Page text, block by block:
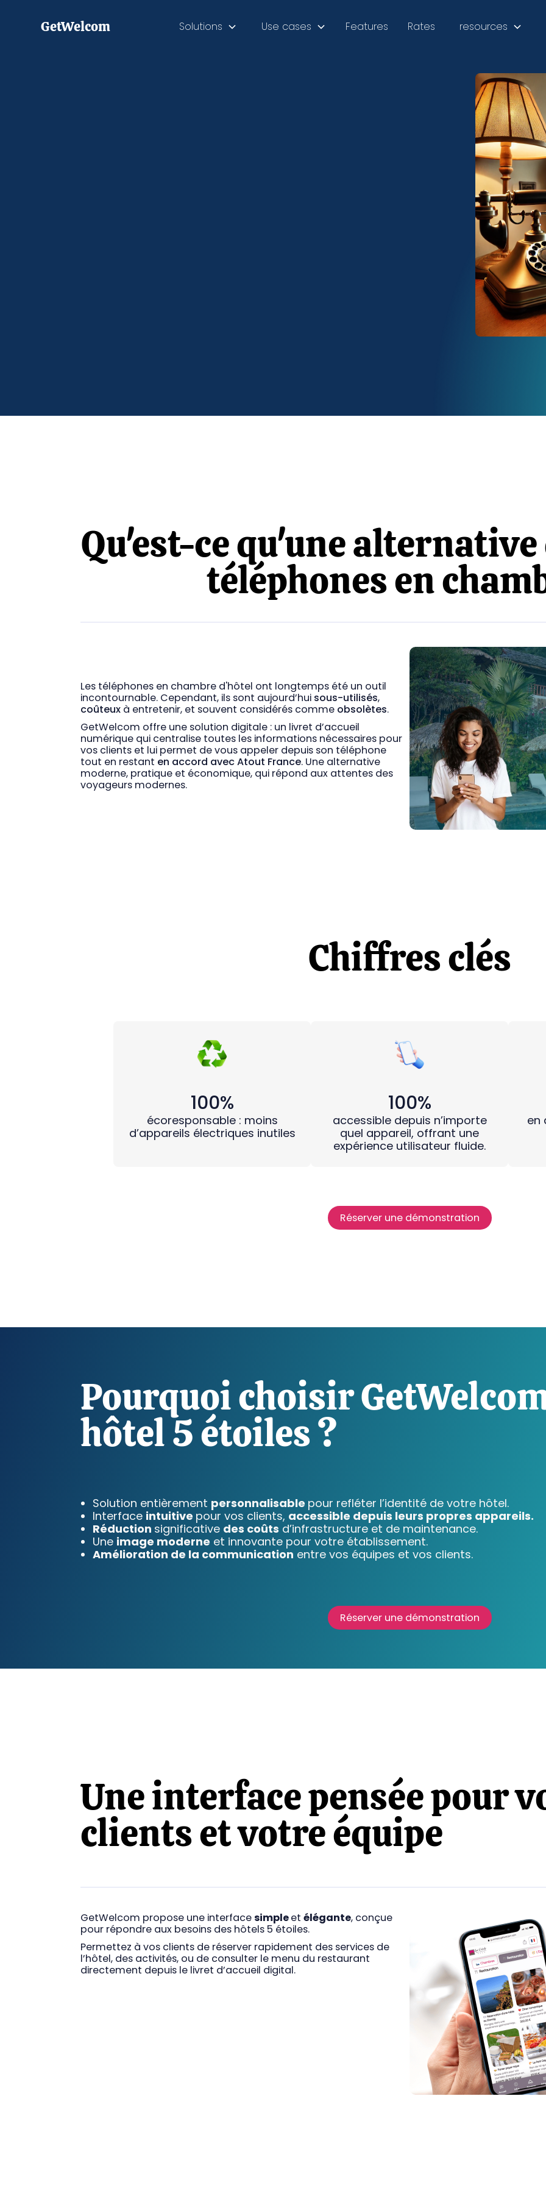
GetWelcom Solutions Use cases Features Rates resources
Qu'est-ce qu'une
téléphones en
Les téléphones en chambre d'hôtel ont longtemps été un outil
incontournable. Cependant, ils sont aujourd’hui sous-utilisés,
coûteux à entretenir, et souvent considérés comme obsolètes.
GetWelcom offre une solution digitale : un livret d’accueil
numérique qui centralise toutes les informations nécessaires pour
vos clients et lui permet de vous appeler depuis son téléphone
tout en restant en accord avec Atout France. Une alternative
moderne, pratique et économique, qui répond aux attentes des
voyageurs modernes.
Chiffres clés
100%
écoresponsable : moins
d’appareils électriques inutiles
100%
accessible depuis n’importe
quel appareil, offrant une
expérience utilisateur fluide.
en
Réserver une démonstration
Pourquoi choisir
hôtel 5 étoiles ?
Solution entièrement personnalisable pour refléter l’identité de votre hôtel.
Interface intuitive pour vos clients, accessible depuis leurs propres appareils.
Réduction significative des coûts d’infrastructure et de maintenance.
Une image moderne et innovante pour votre établissement.
Amélioration de la communication entre vos équipes et vos clients.
Réserver une démonstration
Une interface pensée pour
clients et votre équipe
GetWelcom propose une interface simpleet élégante, conçue
pour répondre aux besoins des hôtels 5 étoiles.
Permettez à vos clients de réserver rapidement des services de
l’hôtel, des activités, ou de consulter le menu du restaurant
directement depuis le livret d’accueil digital.